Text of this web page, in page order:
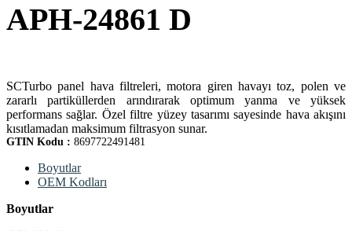
APH-24861 D
SCTurbo panel hava filtreleri, motora giren havayı toz, polen ve
zararlı partiküllerden arındırarak optimum yanma ve yüksek
performans sağlar. Özel filtre yüzey tasarımı sayesinde hava akışını
kısıtlamadan maksimum filtrasyon sunar.
GTIN Kodu : 8697722491481
Boyutlar
OEM Kodları
Boyutlar